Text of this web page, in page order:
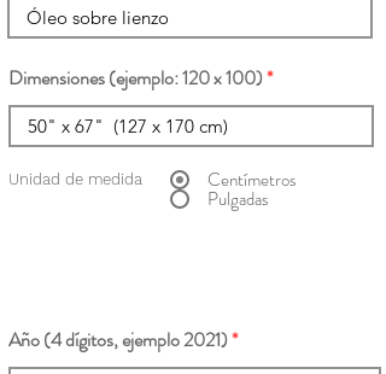
Dimensiones (ejemplo: 120 x 100)
Unidad de medida Centímetros
Pulgadas
Año (4 dígitos, ejemplo 2021)